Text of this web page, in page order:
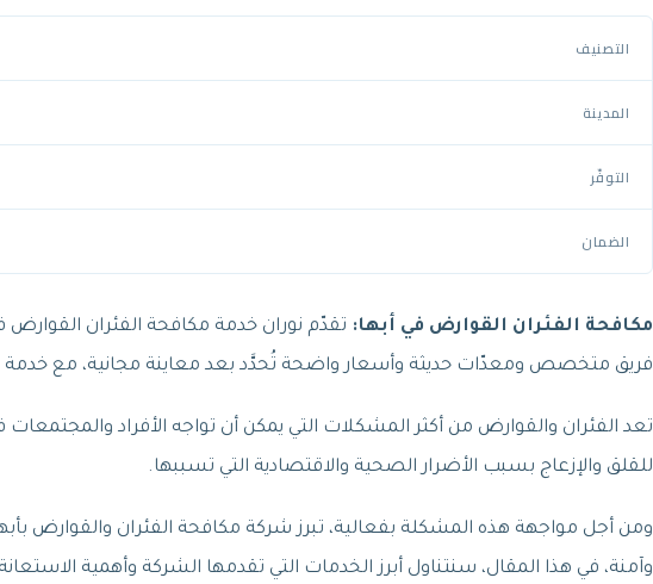
التصنيف
المدينة
التوفّر
الضمان
مكافحة الفئران القوارض في أبها: تقدّم نوران خدمة مكافحة الفئران القوارض
فريق متخصص ومعدّات حديثة وأسعار واضحة تُحدَّد بعد معاينة مجانية، مع
تعد الفئران والقوارض من أكثر المشكلات التي يمكن أن تواجه الأفراد
للقلق والإزعاج بسبب الأضرار الصحية والاقتصادية التي تسببها.
ومن أجل مواجهة هذه المشكلة بفعالية، تبرز شركة مكافحة الفئران والقوارض
وآمنة، في هذا المقال، سنتناول أبرز الخدمات التي تقدمها الشركة وأهمية